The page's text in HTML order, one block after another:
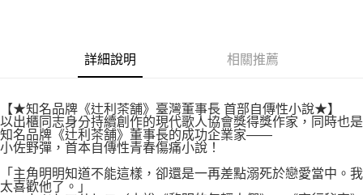
時審查核予不同之上限額度；若仍有額度不足之情形，本公司將視審查結果
請求用戶進行身份認證。
５．嚴禁一人註冊多個帳號或使用他人資訊註冊。若發現惡意使用之情形，
詳細說明 相關推薦
【★知名品牌《辻利茶舗》臺灣董事長 首部自傳性小說★】
以出櫃同志身分持續創作的現代歌人協會獎得獎作家，同時也是
知名品牌《辻利茶舗》董事長的成功企業家——
小佐野彈，首本自傳性青春傷痛小說！
「主角明明知道不能這樣，卻還是一再差點溺死於戀愛當中。我
太喜歡他了。」